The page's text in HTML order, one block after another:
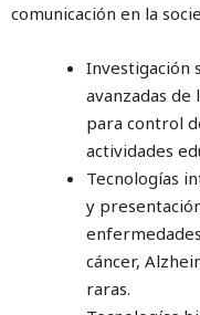
comunicación en la
Investigación
avanzadas de
para control
actividades
Tecnologías
y
cáncer,
raras.